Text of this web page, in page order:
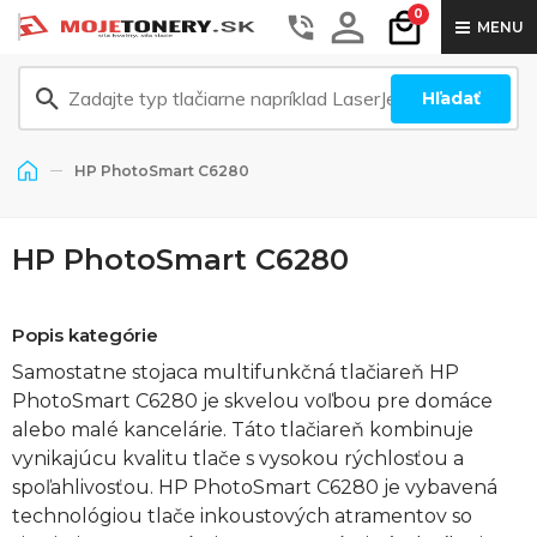
0
MENU
Hľadať
HP PhotoSmart C6280
HP PhotoSmart C6280
Popis kategórie
Samostatne stojaca multifunkčná tlačiareň HP
PhotoSmart C6280 je skvelou voľbou pre domáce
alebo malé kancelárie. Táto tlačiareň kombinuje
vynikajúcu kvalitu tlače s vysokou rýchlosťou a
spoľahlivosťou. HP PhotoSmart C6280 je vybavená
technológiou tlače inkoustových atramentov so